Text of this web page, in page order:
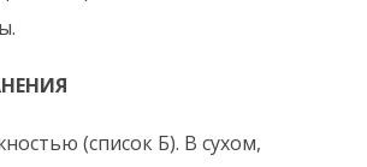
(список Б). В сухом,